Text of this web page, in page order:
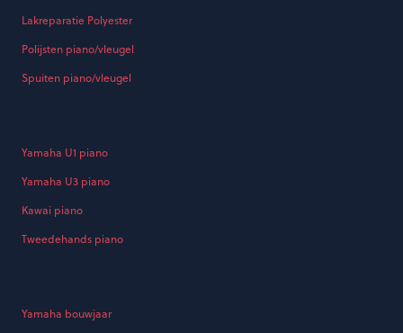
Lakreparatie Polyester
Polijsten piano/vleugel
Spuiten piano/vleugel
Yamaha U1 piano
Yamaha U3 piano
Kawai piano
Tweedehands piano
Yamaha bouwjaar